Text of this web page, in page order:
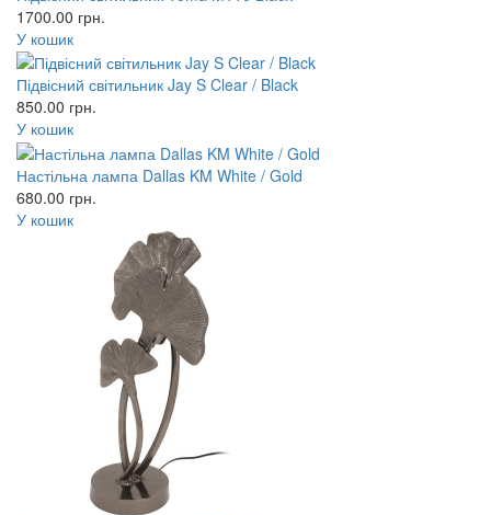
1700.00 грн.
У кошик
Підвісний світильник Jay S Clear / Black
850.00 грн.
У кошик
Настільна лампа Dallas KM White / Gold
680.00 грн.
У кошик